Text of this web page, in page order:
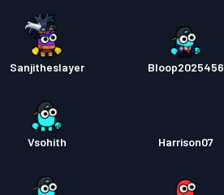
Sanjitheslayer Bloop2025456
Vsohith Harrison07